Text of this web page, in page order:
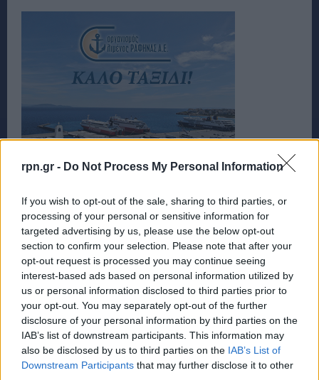
rpn.gr - Do Not Process My Personal Information
If you wish to opt-out of the sale, sharing to third parties, or
processing of your personal or sensitive information for
targeted advertising by us, please use the below opt-out
section to confirm your selection. Please note that after your
opt-out request is processed you may continue seeing
interest-based ads based on personal information utilized by
us or personal information disclosed to third parties prior to
your opt-out. You may separately opt-out of the further
disclosure of your personal information by third parties on the
IAB’s list of downstream participants. This information may
also be disclosed by us to third parties on the IAB’s List of
Downstream Participants that may further disclose it to other